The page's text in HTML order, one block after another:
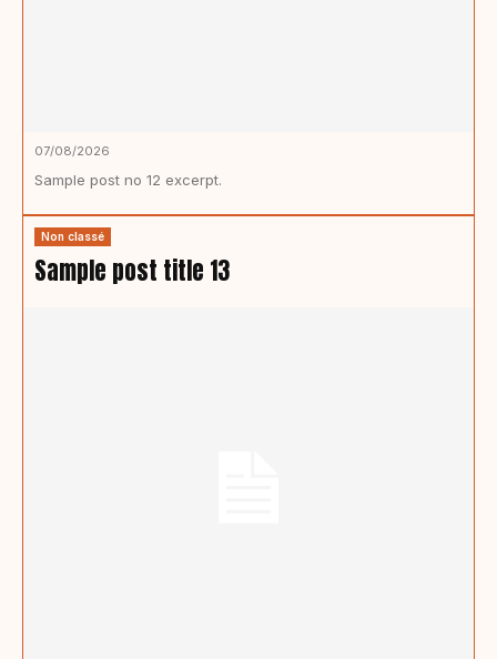
07/08/2026
Sample post no 12 excerpt.
Non classé
Sample post title 13